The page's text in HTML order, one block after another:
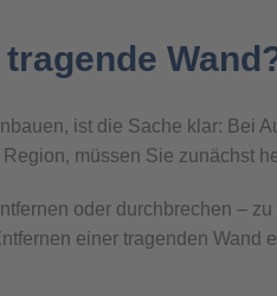
ist die Sache klar: Bei
müssen Sie zunächst
oder durchbrechen –
einer tragenden